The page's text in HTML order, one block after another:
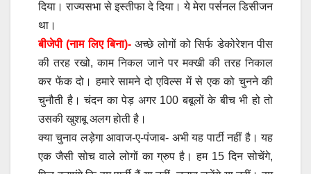
दिया। राज्यसभा से इस्तीफा दे दिया। ये मेरा पर्सनल डिसीजन
था।
बीजेपी (नाम लिए बिना)- अच्छे लोगों को सिर्फ डेकोरेशन पीस
की तरह रखो, काम निकल जाने पर मक्खी की तरह निकाल
कर फेंक दो। हमारे सामने दो एविल्स में से एक को चुनने की
चुनौती है। चंदन का पेड़ अगर 100 बबूलों के बीच भी हो तो
उसकी खुशबू अलग होती है।
क्या चुनाव लड़ेगा आवाज-ए-पंजाब- अभी यह पार्टी नहीं है। यह
एक जैसी सोच वाले लोगों का ग्रुप है। हम 15 दिन सोचेंगे,